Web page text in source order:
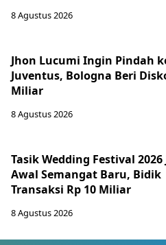
8 Agustus 2026
Jhon Lucumi Ingin Pindah
Juventus, Bologna Beri
Miliar
8 Agustus 2026
Tasik Wedding Festival 2026
Awal Semangat Baru, Bidik
Transaksi Rp 10 Miliar
8 Agustus 2026